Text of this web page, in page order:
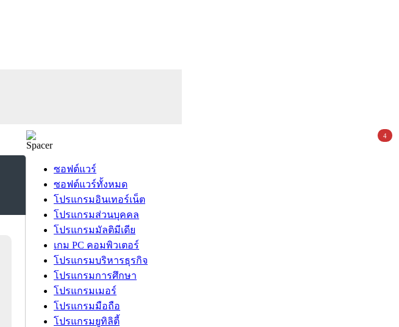
ซอฟต์แวร์
ซอฟต์แวร์ทั้งหมด
โปรแกรมอินเทอร์เน็ต
โปรแกรมส่วนบุคคล
โปรแกรมมัลติมีเดีย
เกม PC คอมพิวเตอร์
โปรแกรมบริหารธุรกิจ
โปรแกรมการศึกษา
โปรแกรมเมอร์
โปรแกรมมือถือ
โปรแกรมยูทิลิตี้
4